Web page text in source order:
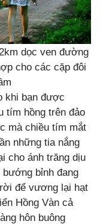
dọc ven đường
cho các cặp đôi
khi bạn được
tím hồng trên đảo
mà chiều tím mắt
những tia nắng
cho ánh trăng dịu
bỉnh đang
để vương lại hạt
Hồng Vàn cả
hôn buông